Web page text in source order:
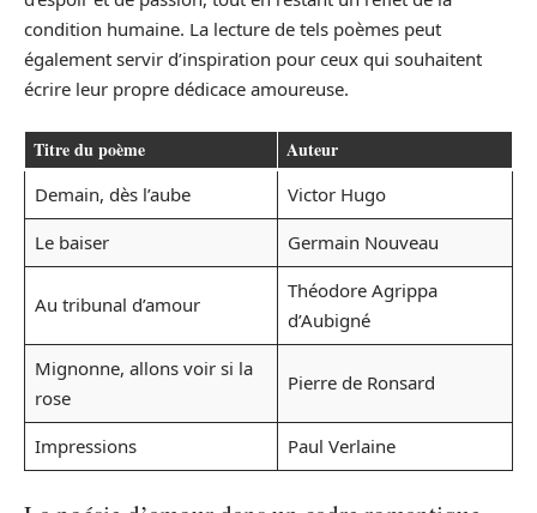
condition humaine. La lecture de tels poèmes peut
également servir d’inspiration pour ceux qui souhaitent
écrire leur propre dédicace amoureuse.
Titre du poème Auteur
Demain, dès l’aube
Victor Hugo
Le baiser
Germain Nouveau
Au tribunal d’amour
Théodore Agrippa
d’Aubigné
Mignonne, allons voir si la
rose
Pierre de Ronsard
Impressions Paul Verlaine